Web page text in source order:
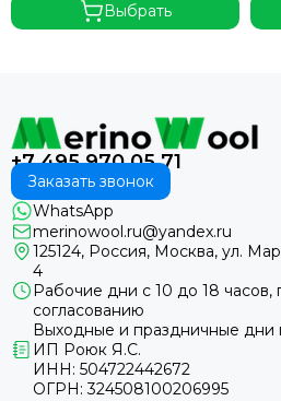
Выбрать
+7 495 970 05 71
Заказать звонок
WhatsApp
merinowool.ru@yandex.ru
125124, Россия, Москва, ул.
4
Рабочие дни с 10 до 18 часов,
согласованию
Выходные и праздничные дни
ИП Роюк Я.С.
ИНН: 504722442672
ОГРН: 324508100206995